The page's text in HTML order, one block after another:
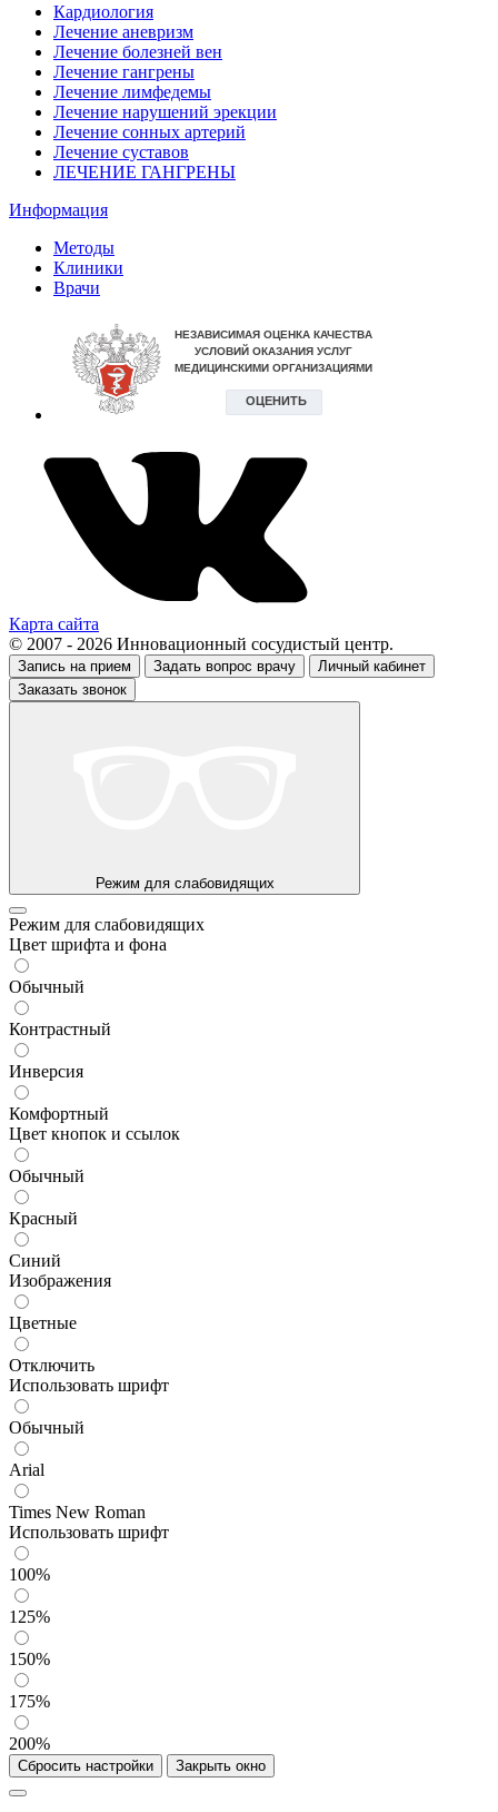
Кардиология
Лечение аневризм
Лечение болезней вен
Лечение гангрены
Лечение лимфедемы
Лечение нарушений эрекции
Лечение сонных артерий
Лечение суставов
ЛЕЧЕНИЕ ГАНГРЕНЫ
Информация
Методы
Клиники
Врачи
Карта сайта
© 2007 - 2026 Инновационный сосудистый центр.
Запись на прием Задать вопрос врачу
Личный кабинет
Заказать звонок
Режим для слабовидящих
Режим для слабовидящих
Цвет шрифта и фона
Обычный
Контрастный
Инверсия
Комфортный
Цвет кнопок и ссылок
Обычный
Красный
Синий
Изображения
Цветные
Отключить
Использовать шрифт
Обычный
Arial
Times New Roman
Использовать шрифт
100%
125%
150%
175%
200%
Сбросить настройки Закрыть окно